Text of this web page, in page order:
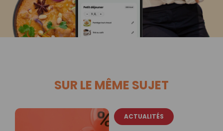
SUR LE MÊME SUJET
ACTUALITÉS